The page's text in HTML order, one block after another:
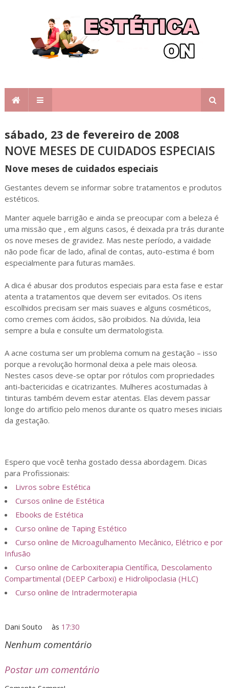
sábado, 23 de fevereiro de 2008
NOVE MESES DE CUIDADOS ESPECIAIS
Nove meses de cuidados especiais
Gestantes devem se informar sobre tratamentos e produtos
estéticos.
Manter aquele barrigão e ainda se preocupar com a beleza é
uma missão que , em alguns casos, é deixada pra trás durante
os nove meses de gravidez. Mas neste período, a vaidade
não pode ficar de lado, afinal de contas, auto-estima é bom
especialmente para futuras mamães.
A dica é abusar dos produtos especiais para esta fase e estar
atenta a tratamentos que devem ser evitados. Os itens
escolhidos precisam ser mais suaves e alguns cosméticos,
como cremes com ácidos, são proibidos. Na dúvida, leia
sempre a bula e consulte um dermatologista.
A acne costuma ser um problema comum na gestação – isso
porque a revolução hormonal deixa a pele mais oleosa.
Nestes casos deve-se optar por rótulos com propriedades
anti-bactericidas e cicatrizantes. Mulheres acostumadas à
tinturas também devem estar atentas. Elas devem passar
longe do artifício pelo menos durante os quatro meses iniciais
da gestação.
Espero que você tenha gostado dessa abordagem. Dicas
para Profissionais:
Livros sobre Estética
Cursos online de Estética
Ebooks de Estética
Curso online de Taping Estético
Curso online de Microagulhamento Mecânico, Elétrico e por
Infusão
Curso online de Carboxiterapia Científica, Descolamento
Compartimental (DEEP Carboxi) e Hidrolipoclasia (HLC)
Curso online de Intradermoterapia
Dani Souto às 17:30
Nenhum comentário
Postar um comentário